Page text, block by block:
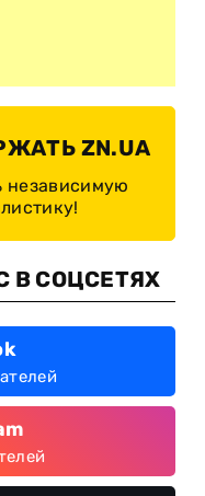
ZN.UA
независимую
В СОЦСЕТЯХ